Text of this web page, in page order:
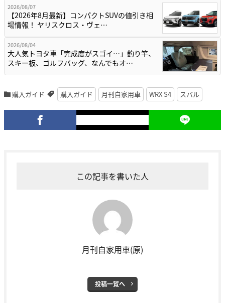
2026/08/07
【2026年8月最新】コンパクトSUVの値引き相
場情報！ ヤリスクロス・ヴェ…
2026/08/04
大人気トヨタ車「完成度がスゴイ…」釣り竿、
スキー板、ゴルフバッグ、なんでもオ…
購入ガイド 購入ガイド 月刊自家用車 WRX S4 スバル
この記事を書いた人
月刊自家用車(原)
投稿一覧へ